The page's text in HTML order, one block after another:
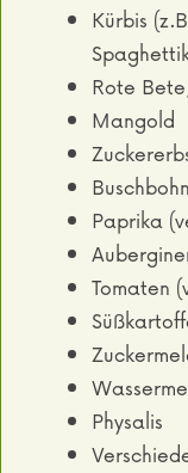
Kürbis
Rote
Mangold
Paprika
Tomaten
Physalis